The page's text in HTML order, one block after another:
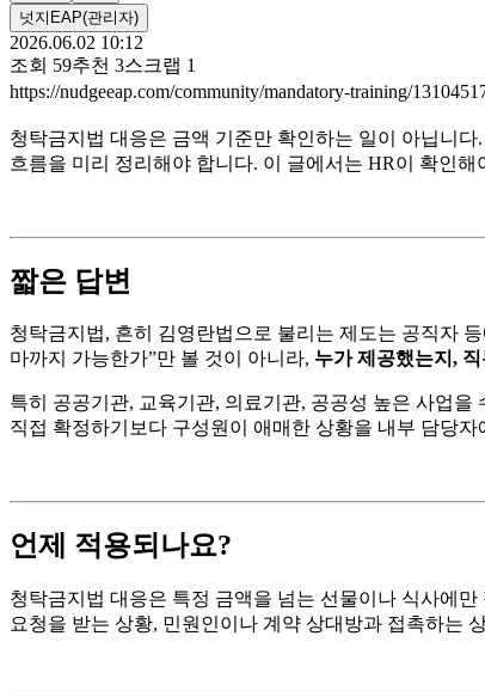
넛지EAP(관리자)
2026.06.02 10:12
조회 59추천 3스크랩 1
https://nudgeeap.com/community/mandatory-training/
청탁금지법 대응은 금액 기준만 확인하는 일이 아닙니
흐름을 미리 정리해야 합니다. 이 글에서는 HR이 확인
짧은 답변
청탁금지법, 흔히 김영란법으로 불리는 제도는 공직자
마까지 가능한가”만 볼 것이 아니라, 누가 제공했는지,
특히 공공기관, 교육기관, 의료기관, 공공성 높은 사업
직접 확정하기보다 구성원이 애매한 상황을 내부 담당
언제 적용되나요?
청탁금지법 대응은 특정 금액을 넘는 선물이나 식사에
요청을 받는 상황, 민원인이나 계약 상대방과 접촉하는